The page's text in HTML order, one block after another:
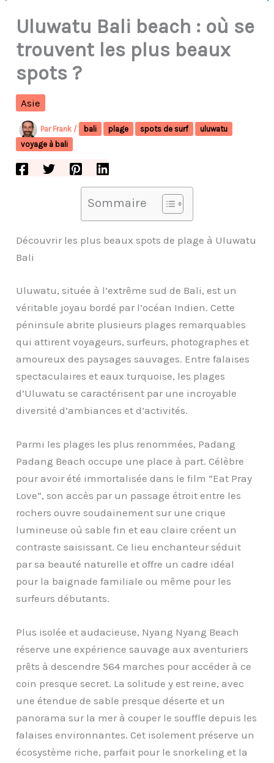
Uluwatu Bali beach : où se
trouvent les plus beaux
spots ?
Asie
Par Frank / bali plage spots de surf
uluwatu
voyage à bali
Sommaire
Découvrir les plus beaux spots de plage à Uluwatu
Bali
Uluwatu, située à l’extrême sud de Bali, est un
véritable joyau bordé par l’océan Indien. Cette
péninsule abrite plusieurs plages remarquables
qui attirent voyageurs, surfeurs, photographes et
amoureux des paysages sauvages. Entre falaises
spectaculaires et eaux turquoise, les plages
d’Uluwatu se caractérisent par une incroyable
diversité d’ambiances et d’activités.
Parmi les plages les plus renommées, Padang
Padang Beach occupe une place à part. Célèbre
pour avoir été immortalisée dans le film “Eat Pray
Love”, son accès par un passage étroit entre les
rochers ouvre soudainement sur une crique
lumineuse où sable fin et eau claire créent un
contraste saisissant. Ce lieu enchanteur séduit
par sa beauté naturelle et offre un cadre idéal
pour la baignade familiale ou même pour les
surfeurs débutants.
Plus isolée et audacieuse, Nyang Nyang Beach
réserve une expérience sauvage aux aventuriers
prêts à descendre 564 marches pour accéder à ce
coin presque secret. La solitude y est reine, avec
une étendue de sable presque déserte et un
panorama sur la mer à couper le souffle depuis les
falaises environnantes. Cet isolement préserve un
écosystème riche, parfait pour le snorkeling et la